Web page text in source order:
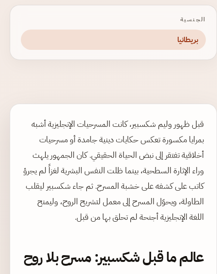
الجنسية
بريطانيا
قبل ظهور وليم شكسبير، كانت المسرحيات الإنجليزية أشبه
بمرايا مكسورة تعكس حكايات دينية جامدة أو مسرحيات
أخلاقية تفتقر إلى نبض الحياة الحقيقي. كان الجمهور يلهث
وراء الإثارة السطحية، بينما ظلت النفس البشرية لغزاً لم يجرؤ
كاتب على كشفه على خشبة المسرح. ثم جاء شكسبير ليقلب
الطاولة، ويحوّل المسرح إلى معمل لتشريح الروح، وليمنح
اللغة الإنجليزية أجنحة لم تحلق بها من قبل.
عالم ما قبل شكسبير: مسرح بلا روح